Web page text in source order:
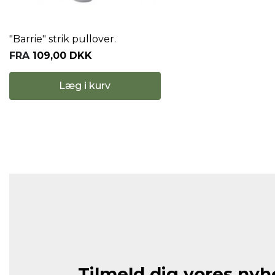
"Barrie" strik pullover.
FRA 109,00 DKK
Læg i kurv